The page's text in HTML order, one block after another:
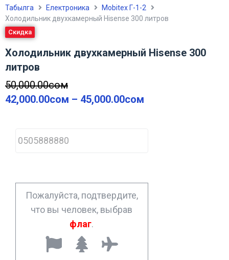
Табылга Електроника
Mobitex Г-1-2
Холодильник двухкамерный Hisense 300 литров
Скидка
Холодильник двухкамерный Hisense 300
литров
50,000.00сом
42,000.00сом – 45,000.00сом
h
o
*
Пожалуйста, подтвердите,
что вы человек, выбрав
флаг.